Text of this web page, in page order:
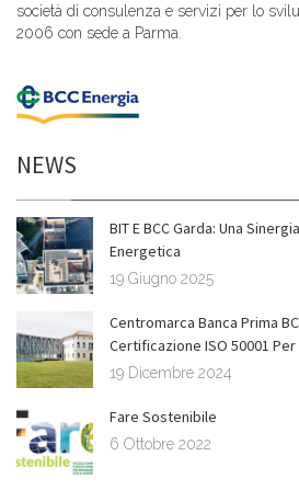
società di consulenza e servizi per lo
2006 con sede a Parma.
NEWS
BIT E BCC Garda: Una
Energetica
19 Giugno 2025
Centromarca Banca Prima
Certificazione ISO 50001
19 Dicembre 2024
Fare Sostenibile
6 Ottobre 2022